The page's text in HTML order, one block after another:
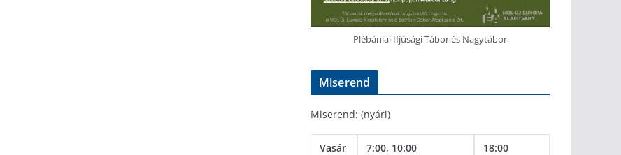
Plébániai Ifjúsági Tábor és Nagytábor
Miserend
Miserend: (nyári)
Vasár
7:00, 10:00 18:00